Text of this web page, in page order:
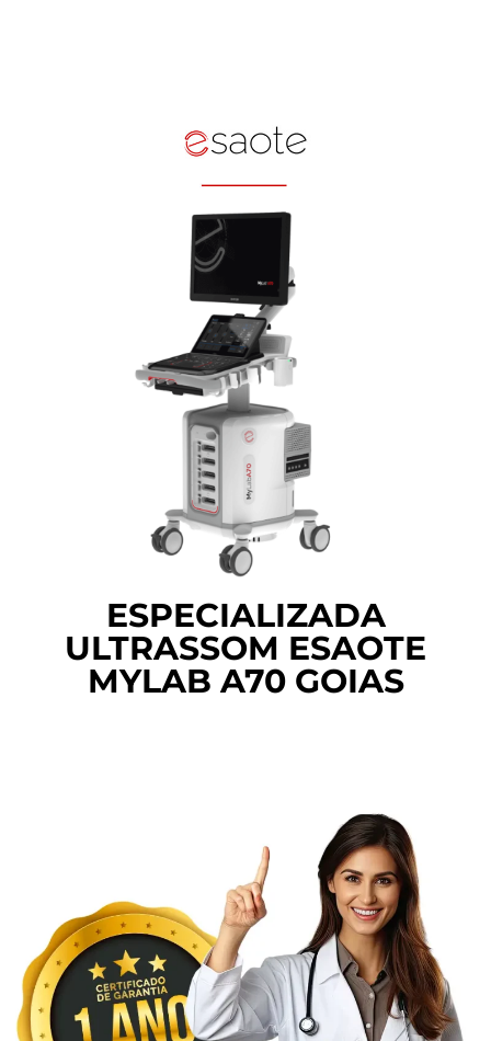
ESPECIALIZADA
ULTRASSOM ESAOTE
MYLAB A70 GOIAS